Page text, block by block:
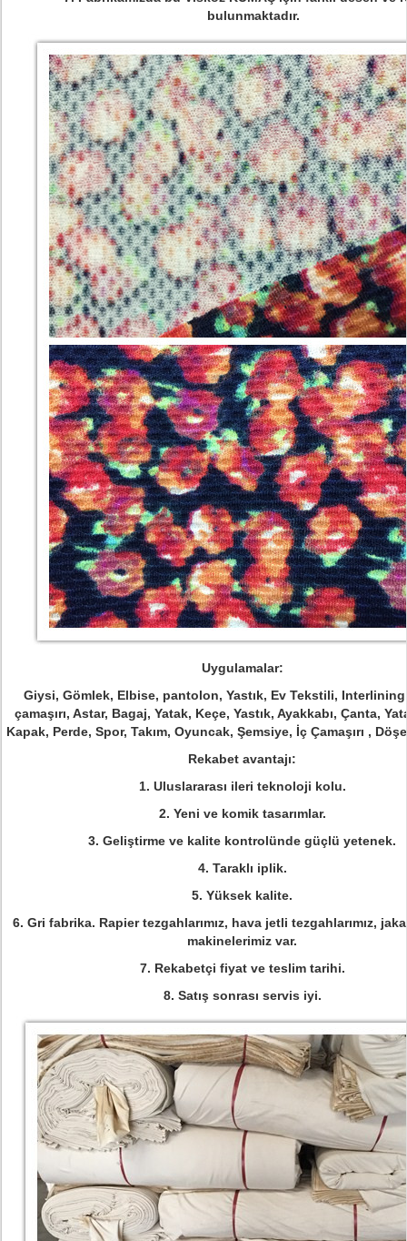
bulunmaktadır.
Uygulamalar:
Giysi, Gömlek, Elbise, pantolon, Yastık, Ev Tekstili,
çamaşırı, Astar, Bagaj, Yatak, Keçe, Yastık, Ayakkabı, Çanta,
Kapak, Perde, Spor, Takım, Oyuncak, Şemsiye, İç Çamaşırı ,
Rekabet avantajı:
1. Uluslararası ileri teknoloji kolu.
2. Yeni ve komik tasarımlar.
3. Geliştirme ve kalite kontrolünde güçlü yetenek.
4. Taraklı iplik.
5. Yüksek kalite.
6. Gri fabrika. Rapier tezgahlarımız, hava jetli tezgahlarımız,
makinelerimiz var.
7. Rekabetçi fiyat ve teslim tarihi.
8. Satış sonrası servis iyi.